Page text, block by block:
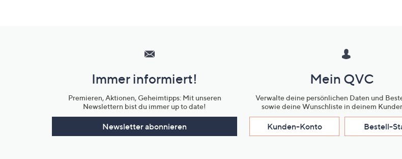
Unternehmensinformationen
Immer informiert!
Premieren, Aktionen, Geheimtipps: Mit unseren
Newslettern bist du immer up to date!
Newsletter abonnieren
Mein QVC
Verwalte deine persönlichen Daten und
sowie deine Wunschliste in deinem
Kunden-Konto Bestell-